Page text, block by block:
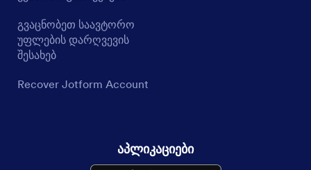
გვაცნობეთ საავტორო
უფლების დარღვევის
შესახებ
Recover Jotform Account
აპლიკაციები